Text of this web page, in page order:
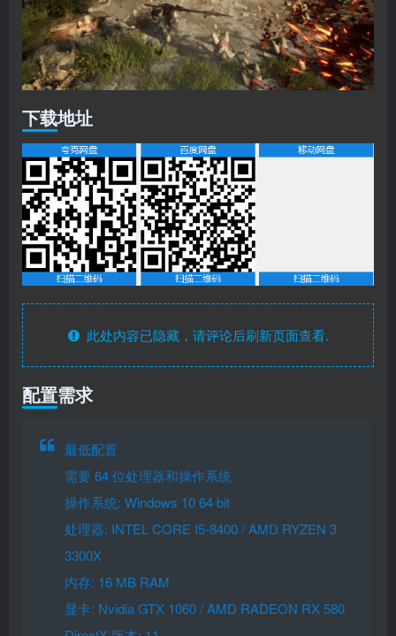
下载地址
此处内容已隐藏，请评论后刷新页面查看.
配置需求
最低配置
需要 64 位处理器和操作系统
操作系统: Windows 10 64 bit
处理器: INTEL CORE I5-8400 / AMD RYZEN 3
3300X
内存: 16 MB RAM
显卡: Nvidia GTX 1060 / AMD RADEON RX 580